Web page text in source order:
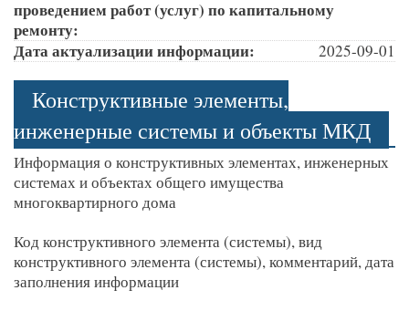
проведением работ (услуг) по капитальному
ремонту:
Дата актуализации информации:
2025-09-01
Конструктивные элементы,
инженерные системы и объекты МКД
Информация о конструктивных элементах, инженерных
системах и объектах общего имущества
многоквартирного дома
Код конструктивного элемента (системы), вид
конструктивного элемента (системы), комментарий, дата
заполнения информации